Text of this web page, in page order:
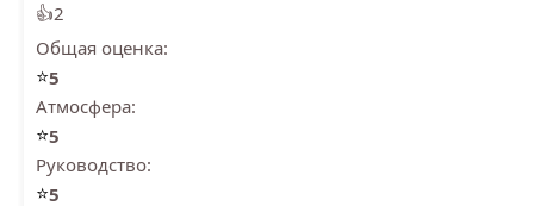
👍2
Общая оценка:
⭐5
Атмосфера:
⭐5
Руководство:
⭐5